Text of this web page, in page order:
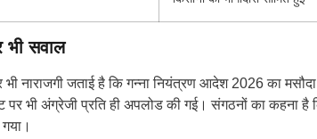
भी सवाल
नाराजगी जताई है कि गन्ना नियंत्रण आदेश 2026 का
पर भी अंग्रेजी प्रति ही अपलोड की गई। संगठनों का कहना है